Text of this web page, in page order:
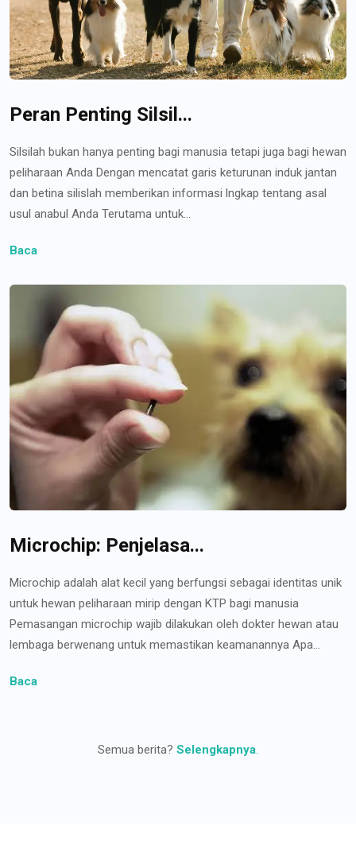
Peran Penting Silsil...
Silsilah bukan hanya penting bagi manusia tetapi juga bagi hewan
peliharaan Anda Dengan mencatat garis keturunan induk jantan
dan betina silislah memberikan informasi lngkap tentang asal
usul anabul Anda Terutama untuk...
Baca
Microchip: Penjelasa...
Microchip adalah alat kecil yang berfungsi sebagai identitas unik
untuk hewan peliharaan mirip dengan KTP bagi manusia
Pemasangan microchip wajib dilakukan oleh dokter hewan atau
lembaga berwenang untuk memastikan keamanannya Apa...
Baca
Semua berita? Selengkapnya